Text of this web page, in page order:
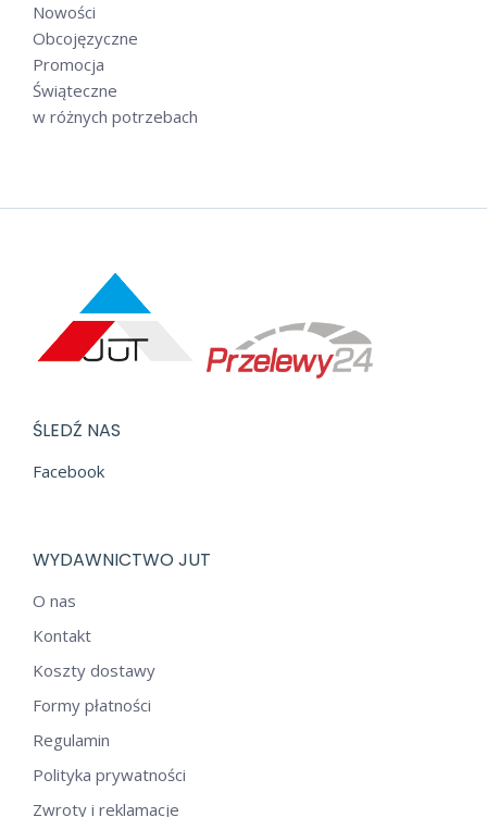
Nowości
Obcojęzyczne
Promocja
Świąteczne
w różnych potrzebach
ŚLEDŹ NAS
Facebook
WYDAWNICTWO JUT
O nas
Kontakt
Koszty dostawy
Formy płatności
Regulamin
Polityka prywatności
Zwroty i reklamacje